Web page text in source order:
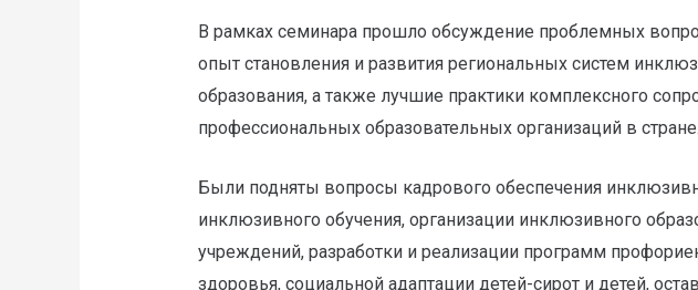
В рамках семинара прошло обсуждение проблемных
опыт становления и развития региональных систем
образования, а также лучшие практики комплексного
профессиональных образовательных организаций в стране.
Были подняты вопросы кадрового обеспечения
инклюзивного обучения, организации инклюзивного
учреждений, разработки и реализации программ
здоровья, социальной адаптации детей-сирот и детей,